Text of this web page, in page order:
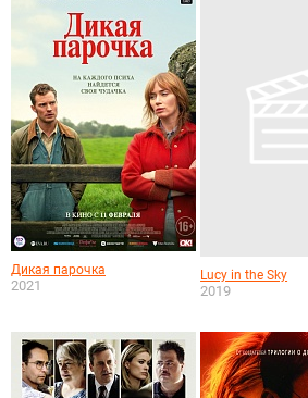
Дикая парочка
2021
Lucy in the Sky
2019